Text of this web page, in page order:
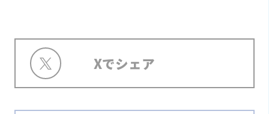
Xでシェア